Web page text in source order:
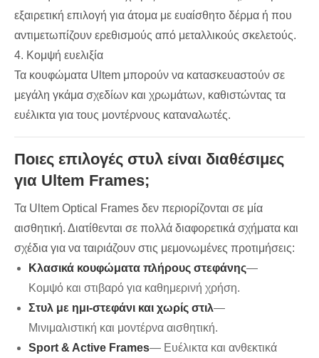
εξαιρετική επιλογή για άτομα με ευαίσθητο δέρμα ή που
αντιμετωπίζουν ερεθισμούς από μεταλλικούς σκελετούς.
4. Κομψή ευελιξία
Τα κουφώματα Ultem μπορούν να κατασκευαστούν σε
μεγάλη γκάμα σχεδίων και χρωμάτων, καθιστώντας τα
ευέλικτα για τους μοντέρνους καταναλωτές.
Ποιες επιλογές στυλ είναι διαθέσιμες
για Ultem Frames;
Τα Ultem Optical Frames δεν περιορίζονται σε μία
αισθητική. Διατίθενται σε πολλά διαφορετικά σχήματα και
σχέδια για να ταιριάζουν στις μεμονωμένες προτιμήσεις:
Κλασικά κουφώματα πλήρους στεφάνης—
Κομψό και στιβαρό για καθημερινή χρήση.
Στυλ με ημι-στεφάνι και χωρίς στιλ—
Μινιμαλιστική και μοντέρνα αισθητική.
Sport & Active Frames— Ευέλικτα και ανθεκτικά